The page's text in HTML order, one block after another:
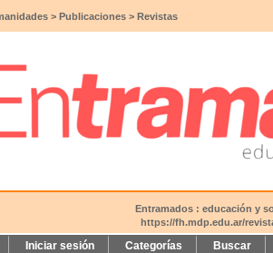
> Publicaciones > Revistas
Entramados : educación y
https://fh.mdp.edu.ar/
Iniciar sesión Categorías Buscar